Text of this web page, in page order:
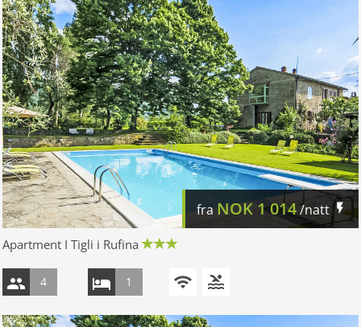
fraNOK 1 014/natt
Apartment I Tigli i Rufina
4 1